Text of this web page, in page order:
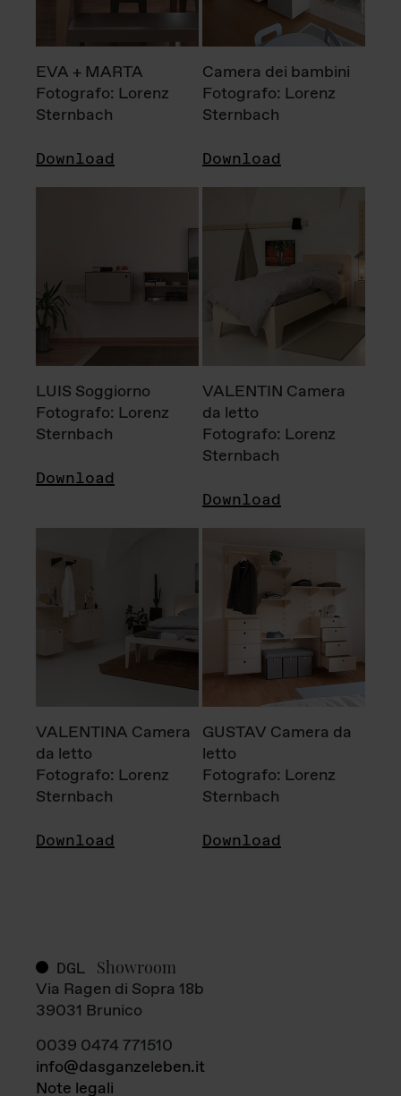
EVA + MARTA
Fotografo: Lorenz
Sternbach
Download
Camera dei bambini
Fotografo: Lorenz
Sternbach
Download
LUIS Soggiorno
Fotografo: Lorenz
Sternbach
Download
VALENTIN Camera
da letto
Fotografo: Lorenz
Sternbach
Download
VALENTINA Camera
da letto
Fotografo: Lorenz
Sternbach
Download
GUSTAV Camera da
letto
Fotografo: Lorenz
Sternbach
Download
DGL Showroom
Via Ragen di Sopra 18b
39031 Brunico
0039 0474 771510
info@dasganzeleben.it
Note legali